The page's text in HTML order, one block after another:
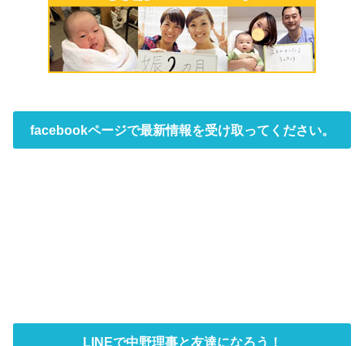
facebookページで最新情報を受け取ってください。
LINEで中野理事と友達になろう！